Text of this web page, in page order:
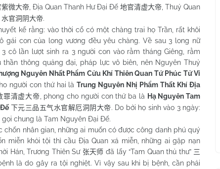
紫微大帝 , Địa Quan Thanh Hư Đại Đế 地官清虚大帝 , Thuỷ Quan
水官洞阴大帝.
rằng: vào thời cổ có một chàng trai họ Trần, rất khôi
gái con của long vương đều yêu chàng. Về sau 3 long nữ
cô lần lượt sinh ra 3 người con vào rằm tháng Giêng, rằm
thông quảng đại, pháp lực vô biên, nên Nguyên Thuỷ
Nguyên Nhất Phẩm Cửu Khí Thiên Quan Tứ Phúc Tử Vi
người con thứ hai làTrung Nguyên Nhị Phẩm Thất Khí Địa
罪清虚大帝 , phong cho người con thứ ba là Hạ Nguyên Tam
下元三品五气水官解厄洞阴大帝 . Do bởi họ sinh vào 3 ngày:
chung là Tam Nguyên Đại Đế.
nhân gian, những ai muốn có được công danh phú quý
miễn khỏi tội thì cầu Địa Quan xá miễn, những ai gặp nạn
Hán, Trương Thiên Sư 张天师 đã lấy “Tam Quan thủ thư” 三
là do gây ra tội nghiệt. Vì vậy sau khi bị bệnh, cần phải